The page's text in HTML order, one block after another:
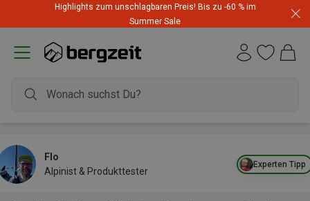
Highlights zum unschlagbaren Preis! Bis zu -60 % im
Summer Sale
Experten Tipp
Flo
Alpinist & Produkttester